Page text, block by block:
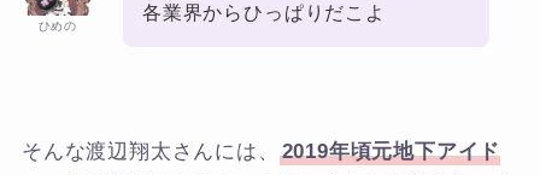
ひめの
各業界からひっぱりだこよ
そんな渡辺翔太さんには、
2019年頃元地下アイド